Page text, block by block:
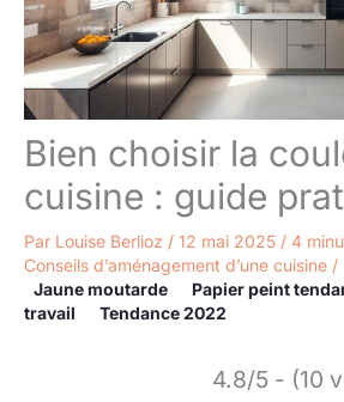
Bien choisir la
cuisine : guide
Par Louise Berlioz / 12 mai 2025 / 4
Conseils d’aménagement d’une cuisine /
Jaune moutarde
Papier peint
travail
Tendance 2022
4.8/5 - (10